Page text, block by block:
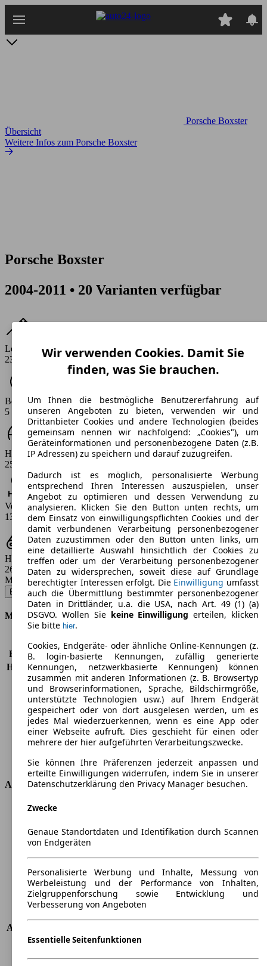
Hauptinhalt
Porsche Boxster
Übersicht
Weitere Infos zum Porsche Boxster
Porsche Boxster
2004-2011 • 20 Varianten verfügbar
Leistung
239 - 320 PS
Beschleunigung (0-100 km/h)
5 - 7.1 s
Höchstgeschwindigkeit (km/h)
250 - 276 km/h
Verbrauch
13.6 - 16.3 l/100km
Hubraum
2687 - 3436 ccm
Modellbezeichnung :
Boxster - 188 KW (255 PS) (2009/01 - 2011/07)▼
Motor & Leistung
KW (PS)
188 kW (255 PS)
Beschleunigung (0-100 km/h) 5,9s
Höchstgeschwindigkeit (km/h) 263 km/h
Anzahl der Gänge
6
Drehmoment
290 nm
Hubraum
2893 ccm
Kraftstoff
Benzin
Zylinder
6
Getriebe
Schaltgetriebe
Antriebsart
Hinterradantrieb
Abmessungen
Länge
Breite
1801 mm
Radstand
Maximalgewicht
Max. Zuladung
-
Türen
2
Sitze
2
Anhängelast (ungebremst)
Anhängelast (gebremst)
-
Wir verwenden Cookies. Damit Sie
finden, was Sie brauchen.
Um Ihnen die bestmögliche Benutzererfahrung auf
unseren Angeboten zu bieten, verwenden wir und
Drittanbieter Cookies und andere Technologien (beides
gemeinsam nennen wir nachfolgend: „Cookies"), um
Geräteinformationen und personenbezogene Daten (z.B.
IP Adressen) zu speichern und darauf zuzugreifen.
Dadurch ist es möglich, personalisierte Werbung
entsprechend Ihren Interessen auszuspielen, unser
Angebot zu optimieren und dessen Verwendung zu
analysieren. Klicken Sie den Button unten rechts, um
dem Einsatz von einwilligungspflichten Cookies und der
damit verbundenen Verarbeitung personenbezogener
Daten zuzustimmen oder den Button unten links, um
eine detaillierte Auswahl hinsichtlich der Cookies zu
treffen oder um der Verarbeitung personenbezogener
Daten zu widersprechen, soweit diese auf Grundlage
berechtigter Interessen erfolgt. Die Einwilligung umfasst
auch die Übermittlung bestimmter personenbezogener
Daten in Drittländer, u.a. die USA, nach Art. 49 (1) (a)
DSGVO. Wollen Sie keine Einwilligung erteilen, klicken
Sie bitte hier.
Cookies, Endgeräte- oder ähnliche Online-Kennungen (z.
B. login-basierte Kennungen, zufällig generierte
Kennungen, netzwerkbasierte Kennungen) können
zusammen mit anderen Informationen (z. B. Browsertyp
und Browserinformationen, Sprache, Bildschirmgröße,
unterstützte Technologien usw.) auf Ihrem Endgerät
gespeichert oder von dort ausgelesen werden, um es
jedes Mal wiederzuerkennen, wenn es eine App oder
einer Webseite aufruft. Dies geschieht für einen oder
mehrere der hier aufgeführten Verarbeitungszwecke.
Sie können Ihre Präferenzen jederzeit anpassen und
erteilte Einwilligungen widerrufen, indem Sie in unserer
Datenschutzerklärung den Privacy Manager besuchen.
Zwecke
Genaue Standortdaten und Identifikation durch Scannen
von Endgeräten
Personalisierte Werbung und Inhalte, Messung von
Werbeleistung und der Performance von Inhalten,
Zielgruppenforschung sowie Entwicklung und
Verbesserung von Angeboten
Essentielle Seitenfunktionen